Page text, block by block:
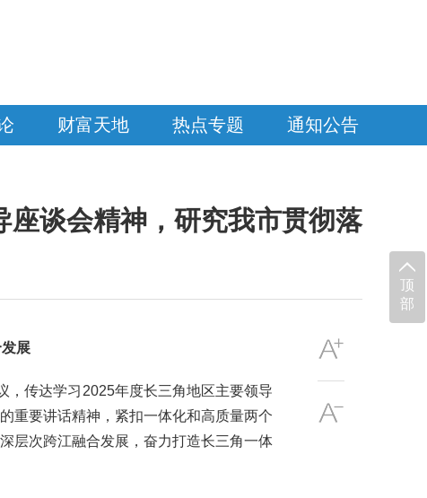
顶
部
财富天地 热点专题 通知公告
座谈会精神，研究我市贯彻落
展
，传达学习2025年度长三角地区主要领导
重要讲话精神，紧扣一体化和高质量两个
层次跨江融合发展，奋力打造长三角一体